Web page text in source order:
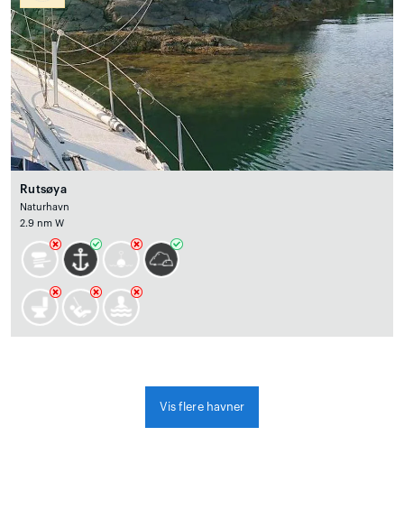
Rutsøya
Naturhavn
2.9 nm W
Vis flere havner